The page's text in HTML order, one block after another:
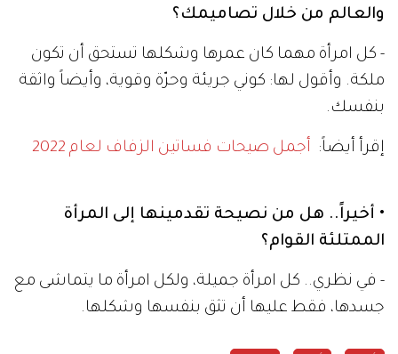
والعالم من خلال تصاميمك؟
- كل امرأة مهما كان عمرها وشكلها تستحق أن تكون
ملكة. وأقول لها: كوني جريئة وحرّة وقوية، وأيضاً واثقة
بنفسك.
إقرأ أيضاً: أجمل صيحات فساتين الزفاف لعام 2022
• أخيراً.. هل من نصيحة تقدمينها إلى المرأة
الممتلئة القوام؟
- في نظري.. كل امرأة جميلة، ولكل امرأة ما يتماشى مع
جسدها، فقط عليها أن تثق بنفسها وشكلها.